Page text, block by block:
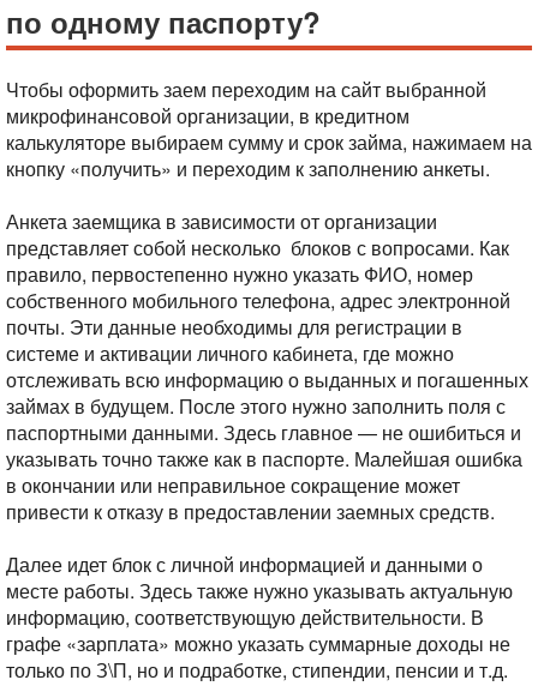
по одному паспорту?
Чтобы оформить заем переходим на сайт выбранной
микрофинансовой организации, в кредитном
калькуляторе выбираем сумму и срок займа, нажимаем на
кнопку «получить» и переходим к заполнению анкеты.
Анкета заемщика в зависимости от организации
представляет собой несколько блоков с вопросами. Как
правило, первостепенно нужно указать ФИО, номер
собственного мобильного телефона, адрес электронной
почты. Эти данные необходимы для регистрации в
системе и активации личного кабинета, где можно
отслеживать всю информацию о выданных и погашенных
займах в будущем. После этого нужно заполнить поля с
паспортными данными. Здесь главное — не ошибиться и
указывать точно также как в паспорте. Малейшая ошибка
в окончании или неправильное сокращение может
привести к отказу в предоставлении заемных средств.
Далее идет блок с личной информацией и данными о
месте работы. Здесь также нужно указывать актуальную
информацию, соответствующую действительности. В
графе «зарплата» можно указать суммарные доходы не
только по З\П, но и подработке, стипендии, пенсии и т.д.